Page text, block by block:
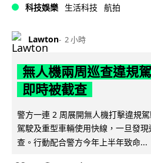
科技娛樂 生活科技 航拍
Lawton 2 小時
無人機兩周巡查違規
即時被截查
警方一連 2 周展開無人機打擊違規
駕駛及重型車輛使用快線，一旦發
查。行動配合警方今年上半年致命...